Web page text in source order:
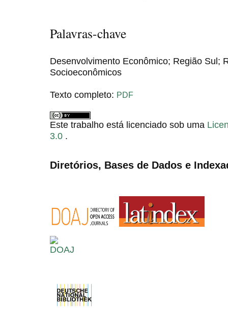
Palavras-chave
Desenvolvimento Econômico; Região Sul;
Socioeconômicos
Texto completo: PDF
Este trabalho está licenciado sob uma
3.0 .
Diretórios, Bases de Dados e